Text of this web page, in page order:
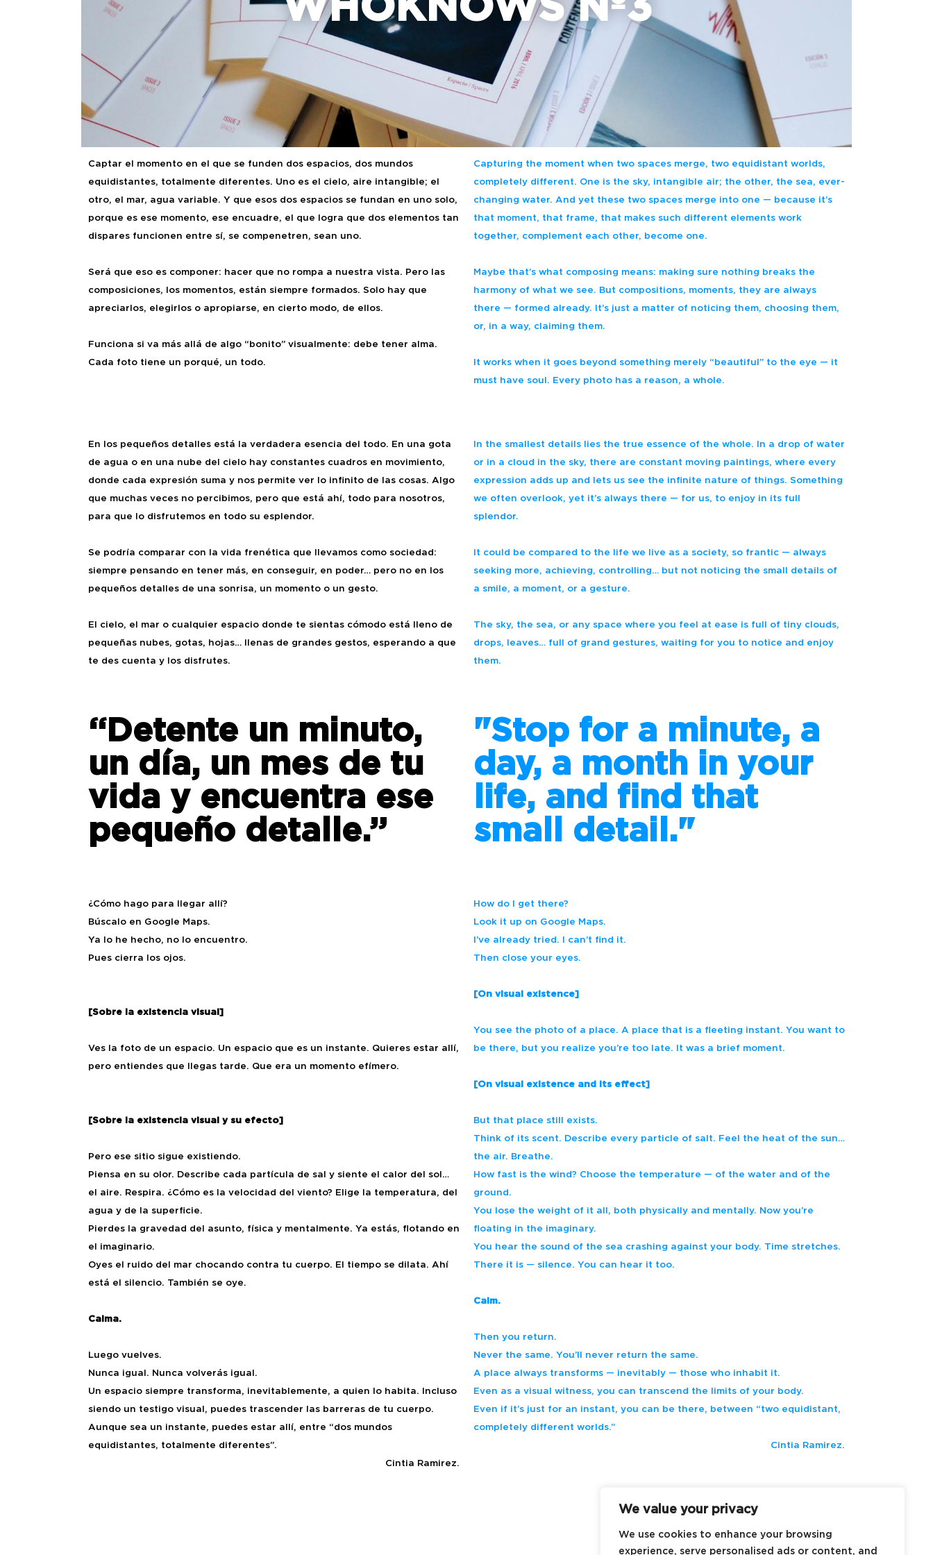
We value your privacy
We use cookies to enhance your browsing
experience, serve personalised ads or content, and
WHOKNOWS Nº3
Captar el momento en el que se funden dos espacios, dos mundos
equidistantes, totalmente diferentes. Uno es el cielo, aire intangible; el
otro, el mar, agua variable. Y que esos dos espacios se fundan en uno solo,
porque es ese momento, ese encuadre, el que logra que dos elementos tan
dispares funcionen entre sí, se compenetren, sean uno.
Será que eso es componer: hacer que no rompa a nuestra vista. Pero las
composiciones, los momentos, están siempre formados. Solo hay que
apreciarlos, elegirlos o apropiarse, en cierto modo, de ellos.
Funciona si va más allá de algo “bonito” visualmente: debe tener alma.
Cada foto tiene un porqué, un todo.
Capturing the moment when two spaces merge, two equidistant worlds,
completely different. One is the sky, intangible air; the other, the sea, ever-
changing water. And yet these two spaces merge into one — because it’s
that moment, that frame, that makes such different elements work
together, complement each other, become one.
Maybe that’s what composing means: making sure nothing breaks the
harmony of what we see. But compositions, moments, they are always
there — formed already. It’s just a matter of noticing them, choosing them,
or, in a way, claiming them.
It works when it goes beyond something merely “beautiful” to the eye — it
must have soul. Every photo has a reason, a whole.
En los pequeños detalles está la verdadera esencia del todo. En una gota
de agua o en una nube del cielo hay constantes cuadros en movimiento,
donde cada expresión suma y nos permite ver lo infinito de las cosas. Algo
que muchas veces no percibimos, pero que está ahí, todo para nosotros,
para que lo disfrutemos en todo su esplendor.
Se podría comparar con la vida frenética que llevamos como sociedad:
siempre pensando en tener más, en conseguir, en poder… pero no en los
pequeños detalles de una sonrisa, un momento o un gesto.
El cielo, el mar o cualquier espacio donde te sientas cómodo está lleno de
pequeñas nubes, gotas, hojas… llenas de grandes gestos, esperando a que
te des cuenta y los disfrutes.
In the smallest details lies the true essence of the whole.
In a drop of water
or in a cloud in the sky, there are constant moving paintings, where every
expression adds up and lets us see the infinite nature of things. Something
we often overlook, yet it’s always there — for us, to enjoy in its full
splendor.
It could be compared to the life we live as a society, so frantic — always
seeking more, achieving, controlling… but not noticing the small details of
a smile, a moment, or a gesture.
The sky, the sea, or any space where you feel at ease is full of tiny clouds,
drops, leaves… full of grand gestures, waiting for you to notice and enjoy
them.
“Detente un minuto,
un día, un mes de tu
vida y encuentra ese
pequeño detalle.”
"Stop for a minute, a
day, a month in your
life, and find that
small detail."
¿Cómo hago para llegar allí?
Búscalo en Google Maps.
Ya lo he hecho, no lo encuentro.
Pues cierra los ojos.
[Sobre la existencia visual]
Ves la foto de un espacio. Un espacio que es un instante. Quieres estar allí,
pero entiendes que llegas tarde. Que era un momento efímero.
[Sobre la existencia visual y su efecto]
Pero ese sitio sigue existiendo.
Piensa en su olor. Describe cada partícula de sal y siente el calor del sol…
el aire. Respira. ¿Cómo es la velocidad del viento? Elige la temperatura, del
agua y de la superficie.
Pierdes la gravedad del asunto, física y mentalmente. Ya estás, flotando en
el imaginario.
Oyes el ruido del mar chocando contra tu cuerpo. El tiempo se dilata. Ahí
está el silencio. También se oye.
Calma.
Luego vuelves.
Nunca igual. Nunca volverás igual.
Un espacio siempre transforma, inevitablemente, a quien lo habita. Incluso
siendo un testigo visual, puedes trascender las barreras de tu cuerpo.
Aunque sea un instante, puedes estar allí, entre “dos mundos
equidistantes, totalmente diferentes”.
Cintia Ramirez.
How do I get there?
Look it up on Google Maps.
I’ve already tried. I can’t find it.
Then close your eyes.
[On visual existence]
You see the photo of a place. A place that is a fleeting instant. You want to
be there, but you realize you’re too late. It was a brief moment.
[On visual existence and its effect]
But that place still exists.
Think of its scent. Describe every particle of salt. Feel the heat of the sun…
the air. Breathe.
How fast is the wind? Choose the temperature — of the water and of the
ground.
You lose the weight of it all, both physically and mentally. Now you’re
floating in the imaginary.
You hear the sound of the sea crashing against your body. Time stretches.
There it is — silence. You can hear it too.
Calm.
Then you return.
Never the same. You’ll never return the same.
A place always transforms — inevitably — those who inhabit it.
Even as a visual witness, you can transcend the limits of your body.
Even if it’s just for an instant, you can be there, between “two equidistant,
completely different worlds.”
Cintia Ramirez.